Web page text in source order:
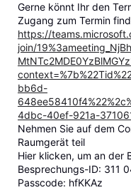
Gerne könnt Ihr den
Zugang zum Termin
https://
join/
bb6d-
4dbc-40ef-921a-
Nehmen Sie auf dem
Raumgerät teil
Hier klicken, um an der
Besprechungs-ID: 311
Passcode: hfKKAz